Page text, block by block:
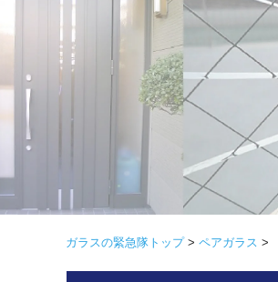
ガラスの緊急隊トップ> ペアガラス >